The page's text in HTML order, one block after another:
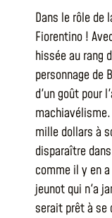
Dans le rôle
Fiorentino !
hissée au rang
personnage de
d'un goût pour
mille dollars à
disparaître
comme il y en
jeunot qui n'a
serait prêt à se